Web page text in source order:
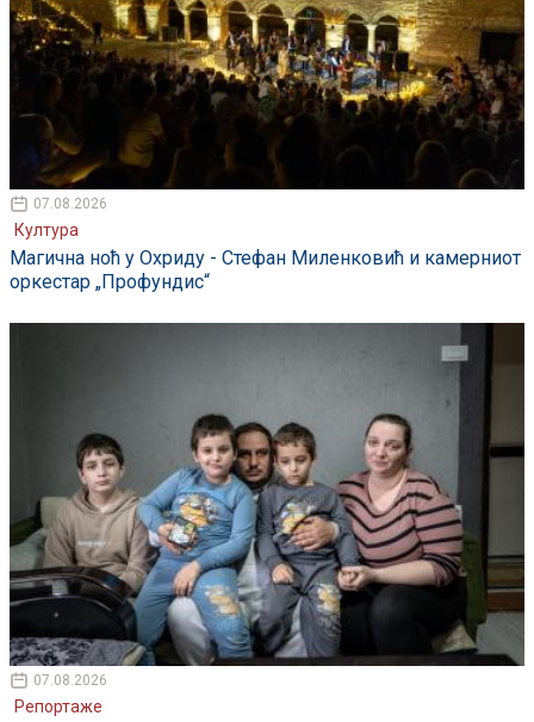
07.08.2026
Култура
Магична ноћ у Охриду - Стефан Миленковић и камерниот
оркестар „Профундис“
07.08.2026
Репортаже